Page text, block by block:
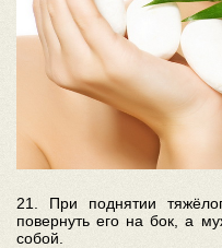
21. При поднятии
повернуть его на бок, а
собой.